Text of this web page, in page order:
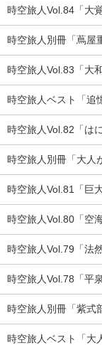
時空旅人Vol.84「大覚
時空旅人別冊「蔦屋
時空旅人Vol.83「大
時空旅人ベスト「追
時空旅人Vol.82「は
時空旅人別冊「大人
時空旅人Vol.81「巨
時空旅人Vol.80「空
時空旅人Vol.79「法
時空旅人Vol.78「平
時空旅人別冊「紫式
時空旅人ベスト「大